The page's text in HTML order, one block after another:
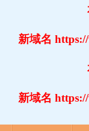
新域名
新域名